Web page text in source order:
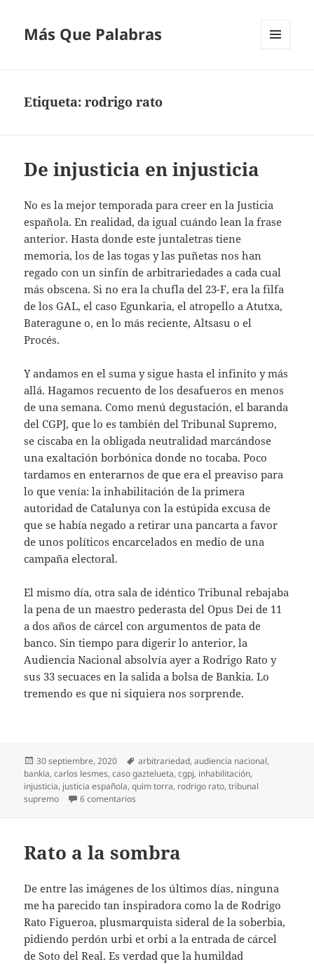
Más Que Palabras
Etiqueta:rodrigo rato
De injusticia en injusticia
No es la mejor temporada para creer en la Justicia
española. En realidad, da igual cuándo lean la frase
anterior. Hasta donde este juntaletras tiene
memoria, los de las togas y las puñetas nos han
regado con un sinfín de arbitrariedades a cada cual
más obscena. Si no era la chufla del 23-F, era la filfa
de los GAL, el caso Egunkaria, el atropello a Atutxa,
Bateragune o, en lo más reciente, Altsasu o el
Procés.
Y andamos en el suma y sigue hasta el infinito y más
allá. Hagamos recuento de los desafueros en menos
de una semana. Como menú degustación, el baranda
del CGPJ, que lo es también del Tribunal Supremo,
se ciscaba en la obligada neutralidad marcándose
una exaltación borbónica donde no tocaba. Poco
tardamos en enterarnos de que era el preaviso para
lo que venía: la inhabilitación de la primera
autoridad de Catalunya con la estúpida excusa de
que se había negado a retirar una pancarta a favor
de unos políticos encarcelados en medio de una
campaña electoral.
El mismo día, otra sala de idéntico Tribunal rebajaba
la pena de un maestro pederasta del Opus Dei de 11
a dos años de cárcel con argumentos de pata de
banco. Sin tiempo para digerir lo anterior, la
Audiencia Nacional absolvía ayer a Rodrigo Rato y
sus 33 secuaces en la salida a bolsa de Bankia. Lo
tremendo es que ni siquiera nos sorprende.
Publicado
el
30 septiembre, 2020 Etiquetas
arbitrariedad,audiencia nacional,
bankia,carlos lesmes,caso gaztelueta,cgpj, inhabilitación,
injusticia, justicia española,quim torra, rodrigo rato,tribunal
supremo
6 comentarios
Rato a la sombra
De entre las imágenes de los últimos días, ninguna
me ha parecido tan inspiradora como la de Rodrigo
Rato Figueroa, plusmarquista sideral de la soberbia,
pidiendo perdón urbi et orbi a la entrada de cárcel
de Soto del Real. Es verdad que la humildad